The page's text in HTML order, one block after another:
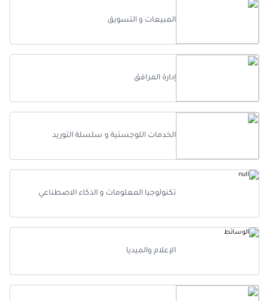
المبيعات و التسويق
إدارة المرافق
الخدمات اللوجستية و سلسلة التوريد
تكنولوجيا المعلومات و الذكاء الاصطناعي
الإعلام والميديا